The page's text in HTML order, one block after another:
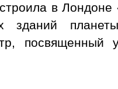
в
зданий
посвященный